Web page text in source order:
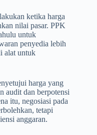
ketika harga
nilai pasar. PPK
untuk
penyedia lebih
alat untuk
harga yang
audit dan berpotensi
itu, negosiasi pada
tetapi
anggaran.